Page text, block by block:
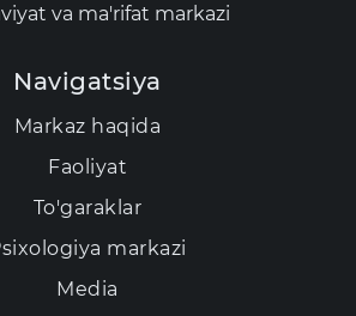
va ma'rifat markazi
Navigatsiya
Markaz haqida
Faoliyat
To'garaklar
markazi
Media